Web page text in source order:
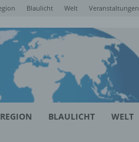
Blaulicht Welt Veranstaltungen
BLAULICHT WELT